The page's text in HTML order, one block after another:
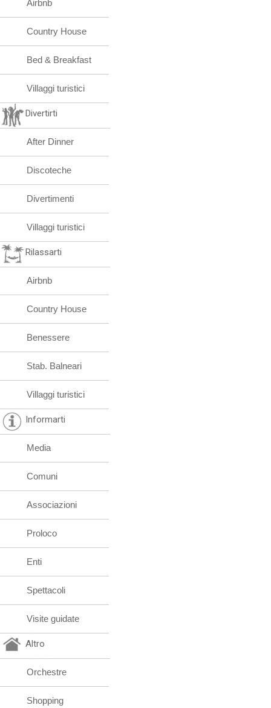
Airbnb
Country House
Bed & Breakfast
Villaggi turistici
Divertirti
After Dinner
Discoteche
Divertimenti
Villaggi turistici
Rilassarti
Airbnb
Country House
Benessere
Stab. Balneari
Villaggi turistici
Informarti
Media
Comuni
Associazioni
Proloco
Enti
Spettacoli
Visite guidate
Altro
Orchestre
Shopping